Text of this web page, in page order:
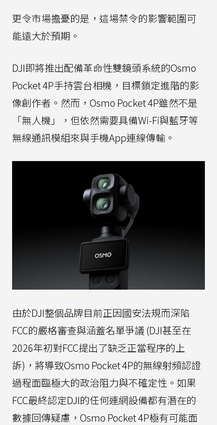
更令市場擔憂的是，這場禁令的影響範圍可
能遠大於預期。
DJI即將推出配備革命性雙鏡頭系統的Osmo
Pocket 4P手持雲台相機，目標鎖定進階的影
像創作者。然而，Osmo Pocket 4P雖然不是
「無人機」，但依然需要具備Wi-Fi與藍牙等
無線通訊模組來與手機App連線傳輸。
由於DJI整個品牌目前正因國安法規而深陷
FCC的嚴格審查與涵蓋名單爭議 (DJI甚至在
2026年初對FCC提出了缺乏正當程序的上
訴)，將導致Osmo Pocket 4P的無線射頻認證
過程面臨極大的政治阻力與不確定性。如果
FCC最終認定DJI的任何連網設備都有潛在的
數據回傳疑慮，Osmo Pocket 4P極有可能面